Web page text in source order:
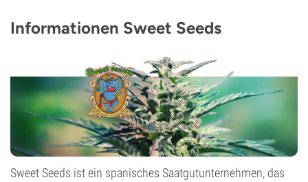
Informationen Sweet Seeds
Sweet Seeds ist ein spanisches Saatgutunternehmen, das